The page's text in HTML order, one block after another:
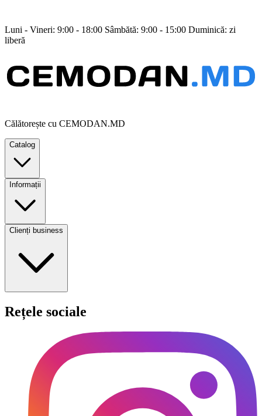
Luni - Vineri: 9:00 - 18:00 Sâmbătă: 9:00 - 15:00 Duminică: zi
liberă
Călătorește cu CEMODAN.MD
Catalog
Informații
Clienți business
Rețele sociale